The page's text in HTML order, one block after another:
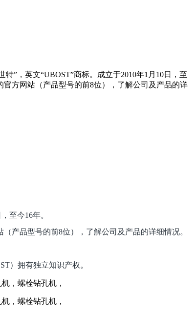
”，英文“UBOST”商标。成立于2010年1月10日，至
官方网站（产品型号的前8位），了解公司及产品的详
，至今16年。
（产品型号的前8位），了解公司及产品的详细情况。
）拥有独立知识产权。